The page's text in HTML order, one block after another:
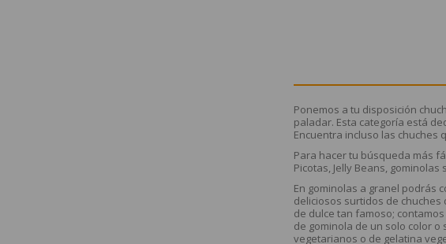
Ponemos a tu disposición
paladar. Esta categoría está
Encuentra incluso las chuches
Para hacer tu búsqueda más
Picotas, Jelly Beans,
En gominolas a granel podrás
deliciosos surtidos de
de dulce tan famoso;
de gominola de un solo color
vegetarianos o de gelatina